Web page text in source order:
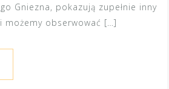
Gniezna, pokazują zupełnie inny
możemy obserwować […]